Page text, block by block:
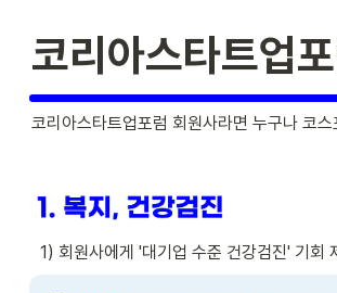
코리아스타트업
코리아스타트업포럼 회원사라면 누구나 코
1) 회원사에게 '대기업 수준 건강검진' 기회